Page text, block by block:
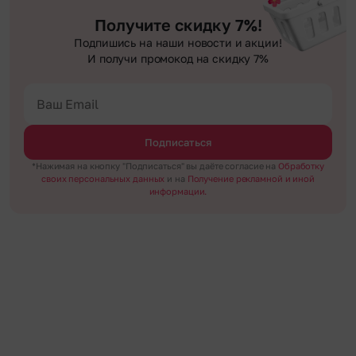
Получите скидку 7%!
Подпишись на наши новости и акции!
И получи промокод на скидку 7%
Подписаться
*Нажимая на кнопку "Подписаться" вы даёте согласие на Обработку
своих персональных данных и на Получение рекламной и иной
информации.